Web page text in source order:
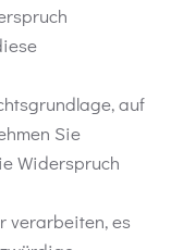
auf
Sie
Widerspruch
verarbeiten, es